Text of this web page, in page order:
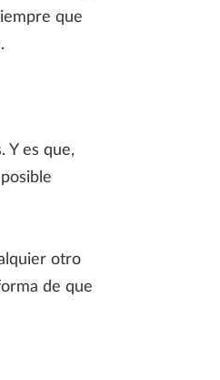
que
Y es que,
otro
de que